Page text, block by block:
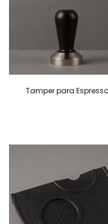
Tamper para Espresso